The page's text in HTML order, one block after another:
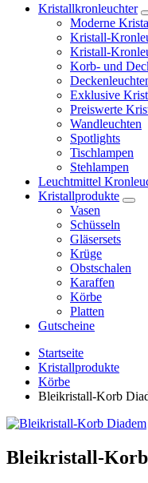
Kristallkronleuchter
Moderne
Kristall-
Kristall-
Korb- und
Exklusive
Preiswerte
Wandleuchten
Spotlights
Tischlampen
Stehlampen
Leuchtmittel
Kristallprodukte
Vasen
Schüsseln
Gläsersets
Krüge
Obstschalen
Karaffen
Körbe
Platten
Gutscheine
Startseite
Kristallprodukte
Körbe
Bleikristall-Korb
Bleikristall-Korb